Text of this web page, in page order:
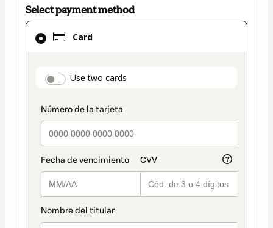
Select payment method
Card
payment_data.section_title_v2
Use two cards
Card
selected
method